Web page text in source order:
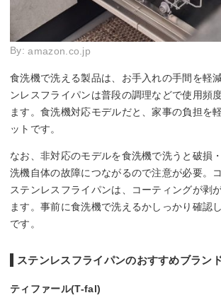
By:amazon.co.jp
食洗機で洗える製品は、お手入れの手間を軽
ンレスフライパンは普段の調理などで使用頻
ます。食洗機対応モデルだと、家事の負担を
ットです。
なお、非対応のモデルを食洗機で洗うと破損
洗機自体の故障につながるので注意が必要。
ステンレスフライパンは、コーティングが剥
ます。事前に食洗機で洗えるかしっかり確認
です。
ステンレスフライパンのおすすめブラン
ティファール(T-fal)